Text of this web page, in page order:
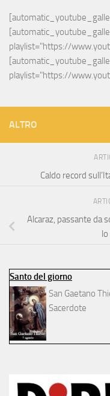
playlist="https://
playlist="https://
ALTRO
Caldo record
Alcaraz, passante da
lo
Santo del giorno
San Gaetano
Sacerdote